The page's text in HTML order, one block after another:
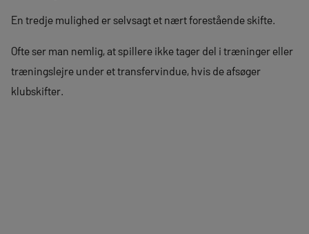
En tredje mulighed er selvsagt et nært forestående skifte.
Ofte ser man nemlig, at spillere ikke tager del i træninger eller
træningslejre under et transfervindue, hvis de afsøger
klubskifter.